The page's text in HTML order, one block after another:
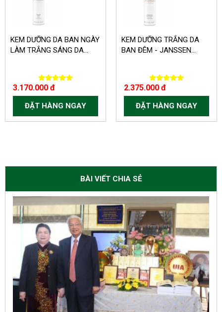
KEM DƯỠNG DA BAN NGÀY
LÀM TRẮNG SÁNG DA...
3.170.000 đ
ĐẶT HÀNG NGAY
KEM DƯỠNG TRẮNG DA
BAN ĐÊM - JANSSEN...
2.375.000 đ
ĐẶT HÀNG NGAY
BÀI VIẾT CHIA SẺ